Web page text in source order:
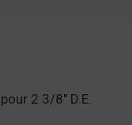
2 3/8" D.E.